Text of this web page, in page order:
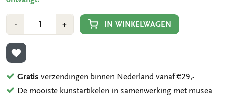
-Min
1
+Plus
1
IN WINKELWAGEN
TOEVOEGEN AAN VERLANGLIJST
Gratis verzendingen binnen Nederland vanaf €29,-
De mooiste kunstartikelen in samenwerking met musea